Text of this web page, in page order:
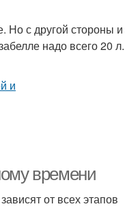
Но с другой стороны
надо всего 20
времени
от всех этапов